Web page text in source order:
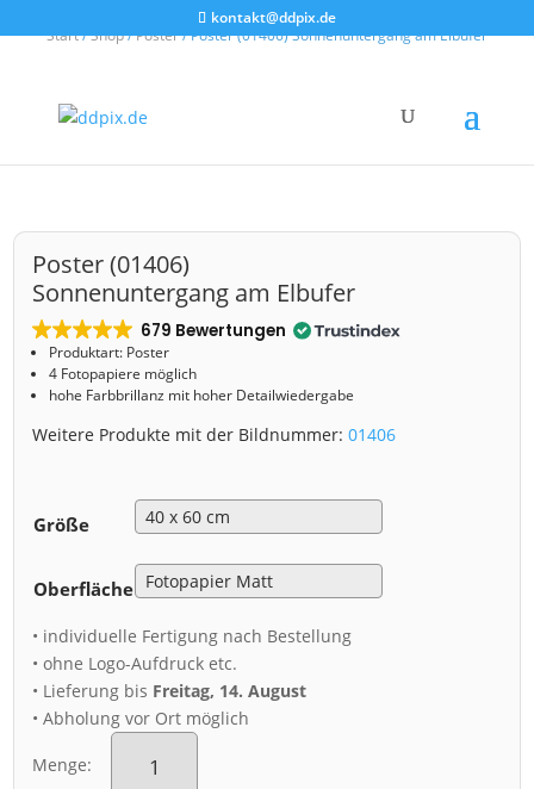
kontakt@ddpix.de
Start/Shop/Poster/ Poster (01406) Sonnenuntergang am Elbufer
Poster (01406)
Sonnenuntergang am Elbufer
679 Bewertungen
Produktart: Poster
4 Fotopapiere möglich
hohe Farbbrillanz mit hoher Detailwiedergabe
Weitere Produkte mit der Bildnummer:01406
Größe
Oberfläche
• individuelle Fertigung nach Bestellung
• ohne Logo-Aufdruck etc.
• Lieferung bis Freitag, 14. August
• Abholung vor Ort möglich
Menge:
Poster
(01406)